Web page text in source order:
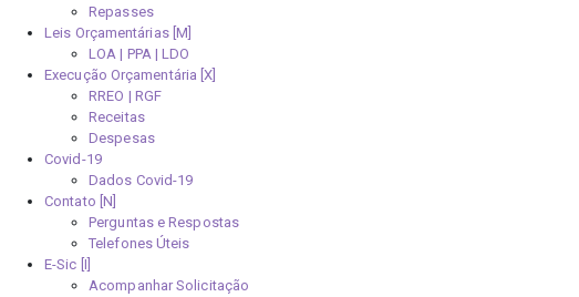
Repasses
Leis Orçamentárias [M]
LOA | PPA | LDO
Execução Orçamentária [X]
RREO | RGF
Receitas
Despesas
Covid-19
Dados Covid-19
Contato [N]
Perguntas e Respostas
Telefones Úteis
E-Sic [I]
Acompanhar Solicitação